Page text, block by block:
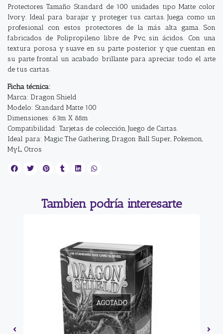
Protectores Tamaño Standard de 100 unidades tipo Matte color
Ivory. Ideal para barajar y proteger tus cartas. Juega como un
profesional con estos protectores de la más alta gama. Son
fabricados de Polipropileno libre de Pvc, sin ácidos. Con una
textura porosa y suave en su parte posterior y que cuentan en
su parte frontal un acabado brillante para apreciar todo el arte
de tus cartas.
Ficha técnica:
Marca: Dragon Shield
Modelo: Standard Matte 100
Dimensiones: 63m X 88m
Compatibilidad: Tarjetas de colección, Juego de Cartas.
Ideal para: Magic The Gathering, Dragon Ball Super, Pokemon,
MyL, Otros
Tambien podría interesarte
AGOTADO